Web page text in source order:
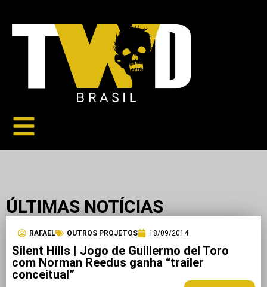
ÚLTIMAS NOTÍCIAS
RAFAEL OUTROS PROJETOS 18/09/2014
Silent Hills | Jogo de Guillermo del Toro
com Norman Reedus ganha “trailer
conceitual”